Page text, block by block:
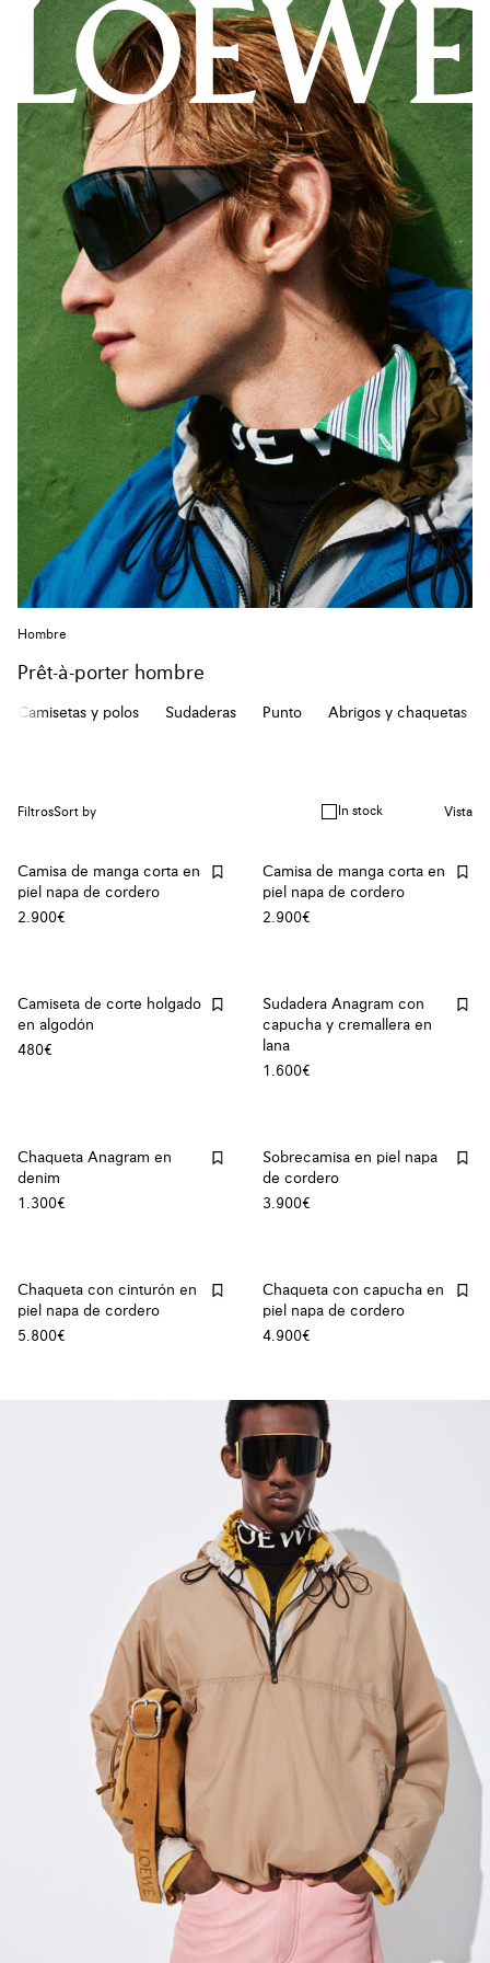
Hombre
Prêt-à-porter hombre
Camisetas y polos Sudaderas Punto Abrigos y chaquetas
FiltrosSort by In stock Vista
Camisa de manga corta en
piel napa de cordero
2.900€
Camisa de manga corta en
piel napa de cordero
2.900€
Camiseta de corte holgado
en algodón
480€
Sudadera Anagram con
capucha y cremallera en
lana
1.600€
Chaqueta Anagram en
denim
1.300€
Sobrecamisa en piel napa
de cordero
3.900€
Chaqueta con cinturón en
piel napa de cordero
5.800€
Chaqueta con capucha en
piel napa de cordero
4.900€